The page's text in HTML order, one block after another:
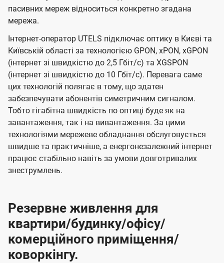
пасивних мереж відноситься конкретно згадана
мережа.
Інтернет-оператор UTELS підключає оптику в Києві та
Київській області за технологією GPON, xPON, xGPON
(інтернет зі швидкістю до 2,5 Гбіт/с) та XGSPON
(інтернет зі швидкістю до 10 Гбіт/с). Перевага саме
цих технологій полягає в тому, що здатен
забезпечувати абонентів симетричним сигналом.
Тобто гігабітна швидкість по оптиці буде як на
завантаження, так і на вивантаження. За цими
технологіями мережеве обладнання обслуговується
швидше та практичніше, а енергонезалежний інтернет
працює стабільно навіть за умови довготривалих
знеструмлень.
Резервне живлення для
квартири/будинку/офісу/
комерційного приміщення/
коворкінгу.